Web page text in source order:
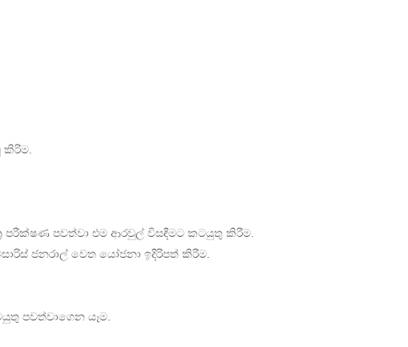
කිරිම.
පරීක්ෂණ පවත්වා එම ආරවුල් විසඳීමට කටයුතු කිරීම.
ජනරාල් වෙත යෝජනා ඉදිරිපත් කිරීම.
පවත්වාගෙන යෑම.